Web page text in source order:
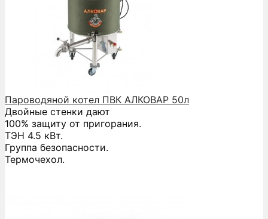
Пароводяной котел ПВК АЛКОВАР 50л
Двойные стенки дают
100% защиту от пригорания.
ТЭН 4.5 кВт.
Группа безопасности.
Термочехол.